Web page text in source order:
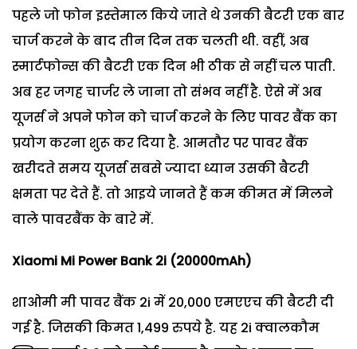
पहले जो फोन इस्तेमाल किये जाते थे उनकी बैटरी एक बार
चार्ज करने के बाद तीन दिन तक चलती थी. वहीं, अब
स्मार्टफोन्स की बैटरी एक दिन भी ठीक से नहीं चल पाती.
अब हर जगह चार्जर ले जाना तो संभव नहीं है. ऐसे में अब
यूजर्स ने अपने फोन को चार्ज करने के लिए पावर बैंक का
प्रयोग करना शुरू कर दिया है. आमतौर पर पावर बैंक
खरीदते समय यूजर्स सबसे ज्यादा ध्यान उसकी बैटरी
क्षमता पर देते हैं. तो आइये जानते हैं कम कीमत में मिलने
वाले पावरबैंक के बारे में.
Xiaomi Mi Power Bank2i (20000mAh)
शाओमी मी पावर बैंक 2i में 20,000 एमएएच की बैटरी दी
गई है. जिसकी किमत 1,499 रुपये है. यह 2i क्वालकौम